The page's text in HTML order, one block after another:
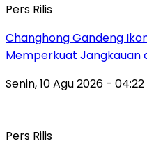
Pers Rilis
Changhong Gandeng
Memperkuat Jangkauan
Senin, 10 Agu 2026 - 04:22
Pers Rilis